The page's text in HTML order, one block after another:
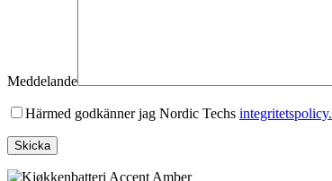
Meddelande
Härmed godkänner jag Nordic Techs integritetspolicy.